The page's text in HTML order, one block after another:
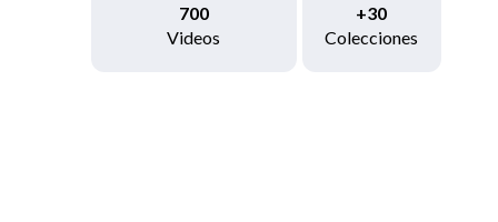
700
Videos
+30
Colecciones